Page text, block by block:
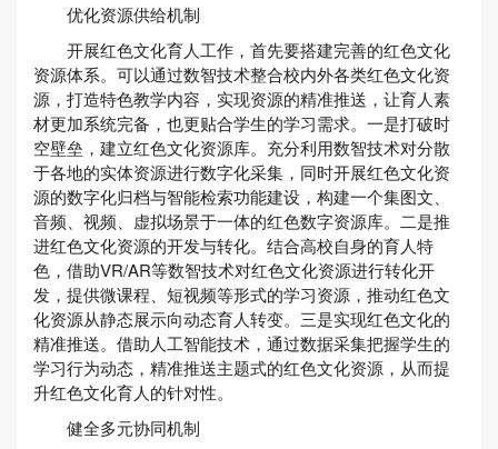
优化资源供给机制
开展红色文化育人工作，首先要搭建完善的红色文化
资源体系。可以通过数智技术整合校内外各类红色文化资
源，打造特色教学内容，实现资源的精准推送，让育人素
材更加系统完备，也更贴合学生的学习需求。一是打破时
空壁垒，建立红色文化资源库。充分利用数智技术对分散
于各地的实体资源进行数字化采集，同时开展红色文化资
源的数字化归档与智能检索功能建设，构建一个集图文、
音频、视频、虚拟场景于一体的红色数字资源库。二是推
进红色文化资源的开发与转化。结合高校自身的育人特
色，借助VR/AR等数智技术对红色文化资源进行转化开
发，提供微课程、短视频等形式的学习资源，推动红色文
化资源从静态展示向动态育人转变。三是实现红色文化的
精准推送。借助人工智能技术，通过数据采集把握学生的
学习行为动态，精准推送主题式的红色文化资源，从而提
升红色文化育人的针对性。
健全多元协同机制